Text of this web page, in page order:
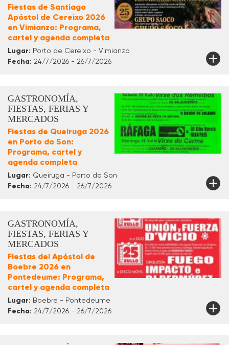
Fiestas de Santiago
Apóstol de Cereixo 2026
en Vimianzo: Programa,
cartel y agenda completa
Lugar: Porto de Cereixo - Vimianzo
Fecha: 24/7/2026 - 26/7/2026
GASTRONOMÍA,
FIESTAS, FERIAS Y
MERCADOS
Fiestas de Queiruga 2026
en Porto do Son:
Programa, cartel y
agenda completa
Lugar: Queiruga - Porto do Son
Fecha: 24/7/2026 - 26/7/2026
GASTRONOMÍA,
FIESTAS, FERIAS Y
MERCADOS
Fiestas del Apóstol de
Boebre 2026 en
Pontedeume: Programa,
cartel y agenda completa
Lugar: Boebre - Pontedeume
Fecha: 24/7/2026 - 26/7/2026